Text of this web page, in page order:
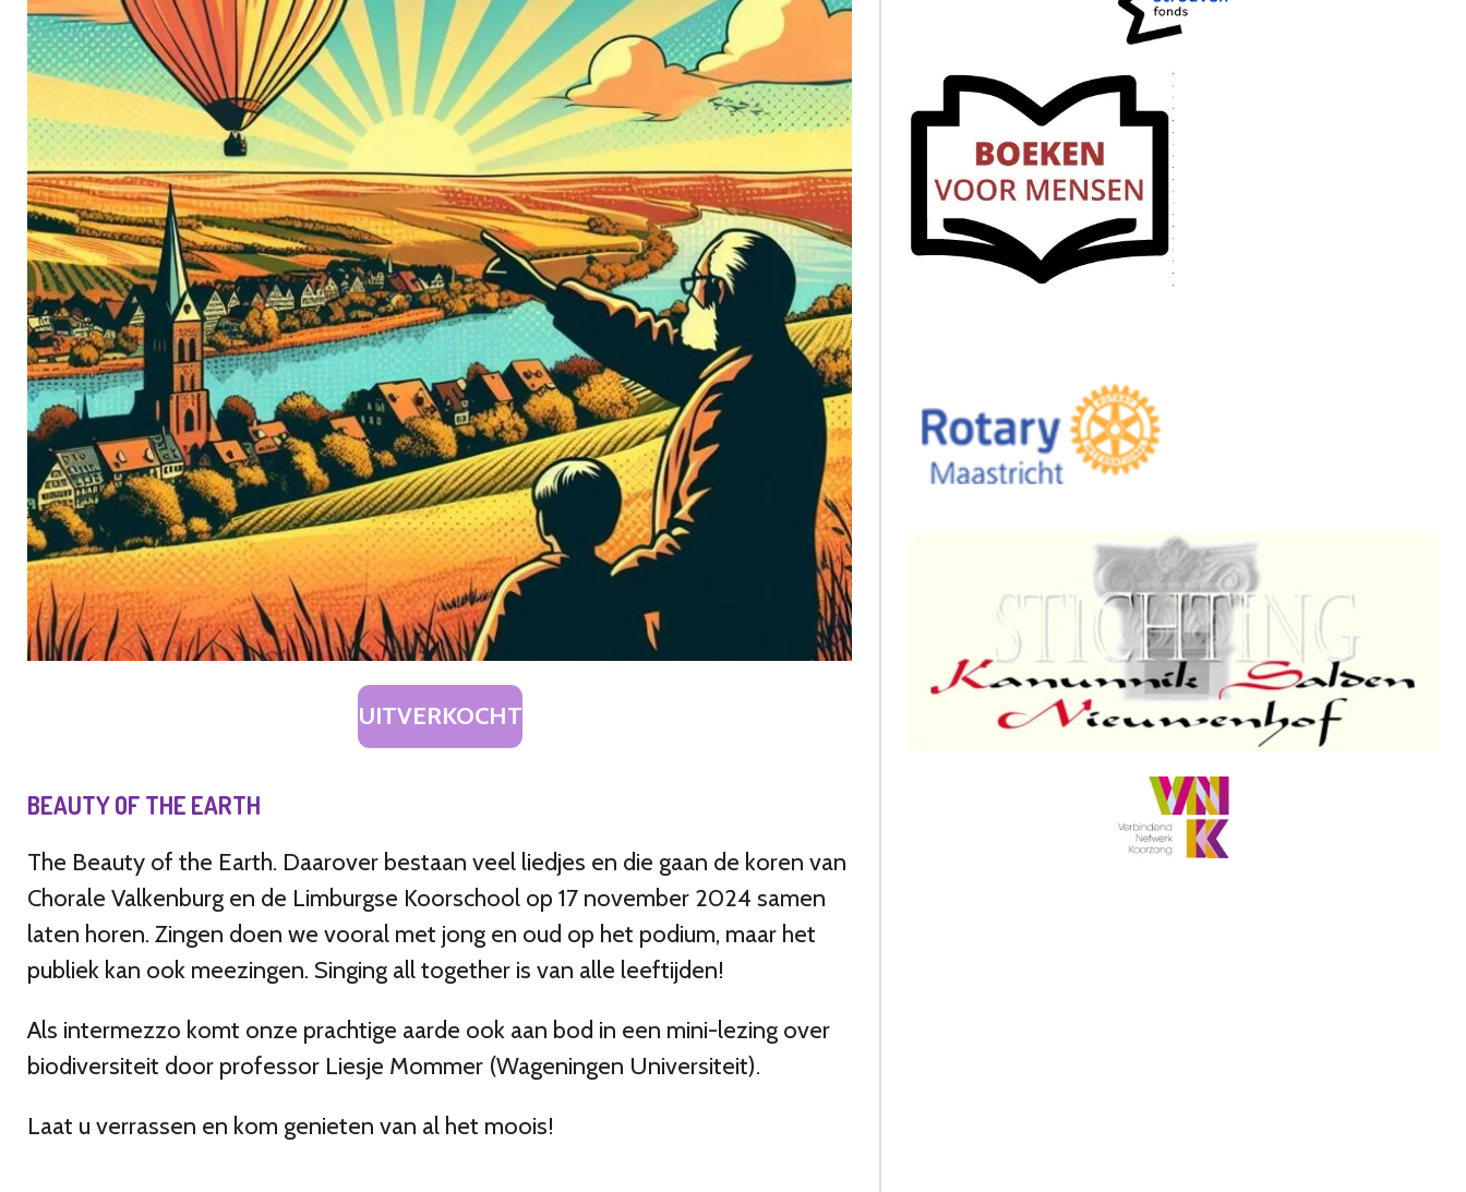
UITVERKOCHT
BEAUTY OF THE EARTH
The Beauty of the Earth. Daarover bestaan veel liedjes en die gaan de koren van
Chorale Valkenburg en de Limburgse Koorschool op 17 november 2024 samen
laten horen. Zingen doen we vooral met jong en oud op het podium, maar het
publiek kan ook meezingen. Singing all together is van alle leeftijden!
Als intermezzo komt onze prachtige aarde ook aan bod in een mini-lezing over
biodiversiteit door professor Liesje Mommer (Wageningen Universiteit).
Laat u verrassen en kom genieten van al het moois!